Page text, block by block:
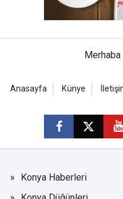
Anasayfa Künye
Konya Haberleri